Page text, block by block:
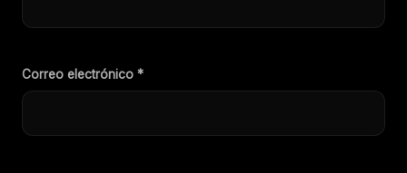
Correo electrónico *